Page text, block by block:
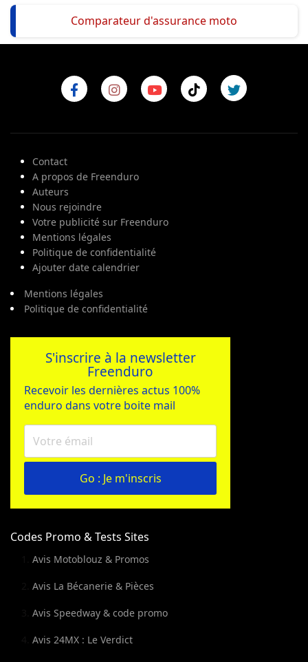
Comparateur d'assurance moto
Contact
A propos de Freenduro
Auteurs
Nous rejoindre
Votre publicité sur Freenduro
Mentions légales
Politique de confidentialité
Ajouter date calendrier
Mentions légales
Politique de confidentialité
S'inscrire à la newsletter
Freenduro
Recevoir les dernières actus 100%
enduro dans votre boite mail
Go : Je m'inscris
Codes Promo & Tests Sites
Avis Motoblouz & Promos
Avis La Bécanerie & Pièces
Avis Speedway & code promo
Avis 24MX : Le Verdict